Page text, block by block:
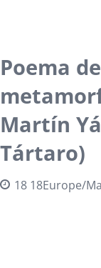
«80
poema
amor en
11 11Europe/